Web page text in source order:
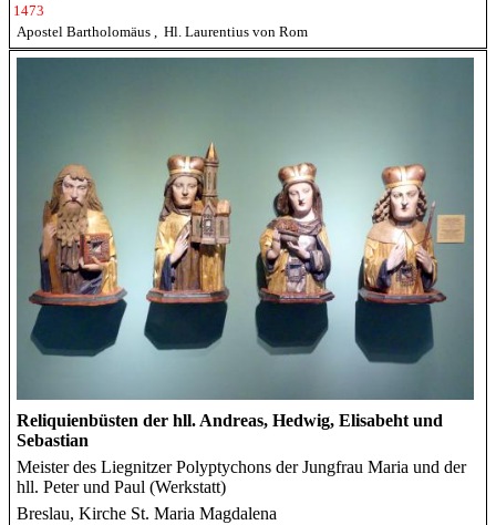
1473
Apostel Bartholomäus , Hl. Laurentius von Rom
Reliquienbüsten der hll. Andreas, Hedwig, Elisabeht und
Sebastian
Meister des Liegnitzer Polyptychons der Jungfrau Maria und der
hll. Peter und Paul (Werkstatt)
Breslau, Kirche St. Maria Magdalena